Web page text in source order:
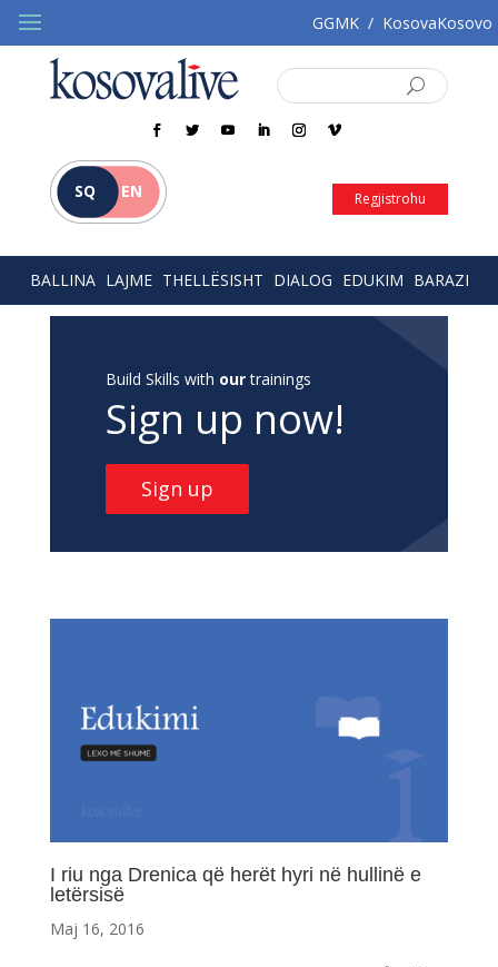
GGMK / KosovaKosovo
SQ EN Regjistrohu
BALLINA LAJME THELLËSISHT DIALOG EDUKIM BARAZI
Build Skills with ourtrainings
Sign up now!
Sign up
I riu nga Drenica që herët hyri në hullinë e
letërsisë
Maj 16, 2016